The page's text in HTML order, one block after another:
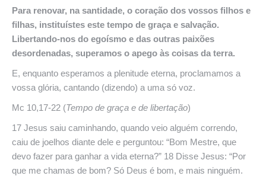
Para renovar, na santidade, o coração dos vossos filhos e
filhas, instituístes este tempo de graça e salvação.
Libertando-nos do egoísmo e das outras paixões
desordenadas, superamos o apego às coisas da terra.
E, enquanto esperamos a plenitude eterna, proclamamos a
vossa glória, cantando (dizendo) a uma só voz.
Mc 10,17-22 (Tempo de graça e de libertação)
17 Jesus saiu caminhando, quando veio alguém correndo,
caiu de joelhos diante dele e perguntou: “Bom Mestre, que
devo fazer para ganhar a vida eterna?” 18 Disse Jesus: “Por
que me chamas de bom? Só Deus é bom, e mais ninguém.